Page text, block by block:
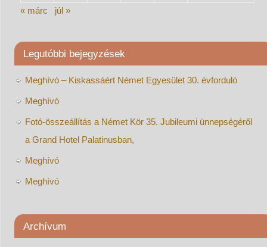
« márc
júl »
Legutóbbi bejegyzések
Meghívó – Kiskassáért Német Egyesület 30. évforduló
Meghívó
Fotó-összeállítás a Német Kör 35. Jubileumi ünnepségéről
a Grand Hotel Palatinusban,
Meghívó
Meghívó
Archívum